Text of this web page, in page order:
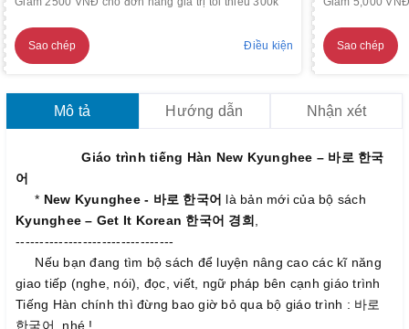
Sao chép Điều kiện Sao chép
Mô tả Hướng dẫn Nhận xét
Giáo trình tiếng Hàn New Kyunghee – 바로 한국
어
* New Kyunghee - 바로 한국어 là bản mới của bộ sách
Kyunghee – Get It Korean 한국어 경희
---------------------------------
Nếu bạn đang tìm bộ sách để luyện nâng cao các kĩ năng
giao tiếp (nghe, nói), đọc, viết, ngữ pháp bên cạnh giáo trình
Tiếng Hàn chính thì đừng bao giờ bỏ qua bộ giáo trình : 바로
한국어 nhé !